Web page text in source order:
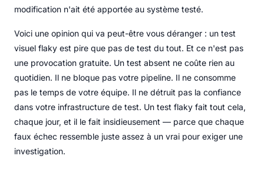
modification n'ait été apportée au système testé.
Voici une opinion qui va peut-être vous déranger : un test
visuel flaky est pire que pas de test du tout. Et ce n'est pas
une provocation gratuite. Un test absent ne coûte rien au
quotidien. Il ne bloque pas votre pipeline. Il ne consomme
pas le temps de votre équipe. Il ne détruit pas la confiance
dans votre infrastructure de test. Un test flaky fait tout cela,
chaque jour, et il le fait insidieusement — parce que chaque
faux échec ressemble juste assez à un vrai pour exiger une
investigation.